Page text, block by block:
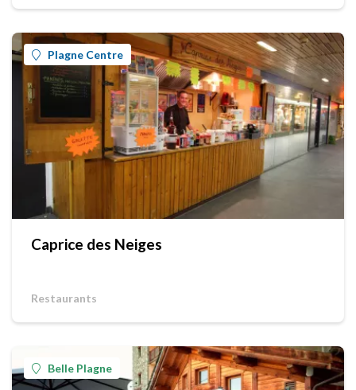
Plagne Centre
Caprice des Neiges
Restaurants
Belle Plagne